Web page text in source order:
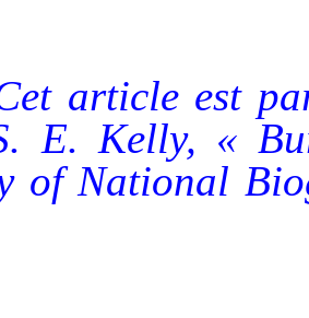
article est
E. Kelly, «
of National